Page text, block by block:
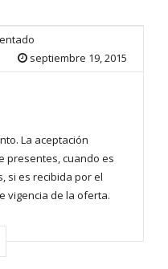
septiembre 19, 2015
La aceptación
presentes, cuando es
si es recibida por el
vigencia de la oferta.